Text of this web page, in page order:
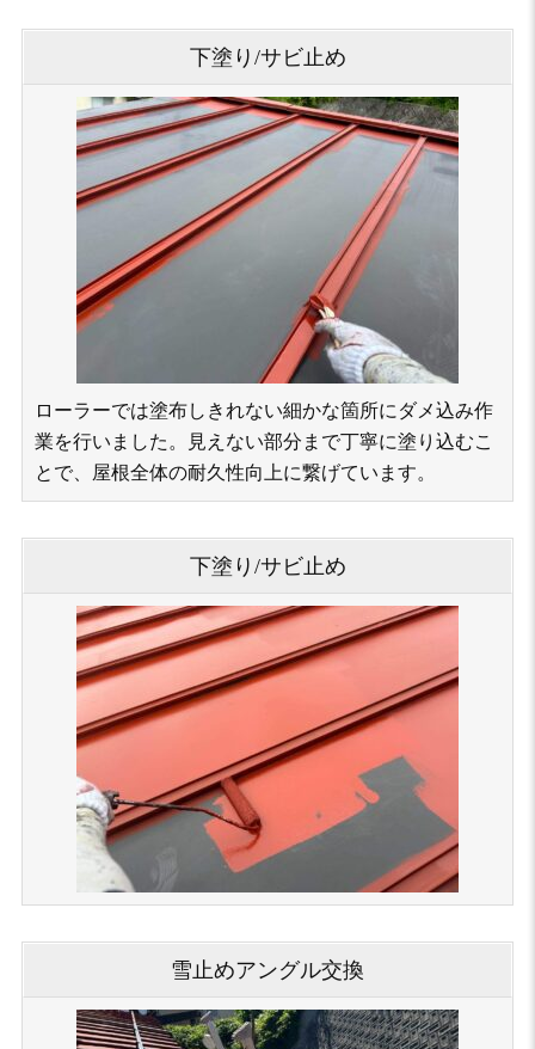
下塗り/サビ止め
ローラーでは塗布しきれない細かな箇所にダメ込み作
業を行いました。見えない部分まで丁寧に塗り込むこ
とで、屋根全体の耐久性向上に繋げています。
下塗り/サビ止め
雪止めアングル交換